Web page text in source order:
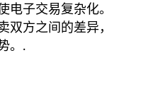
电子交易复杂化。
双方之间的差异，
。.